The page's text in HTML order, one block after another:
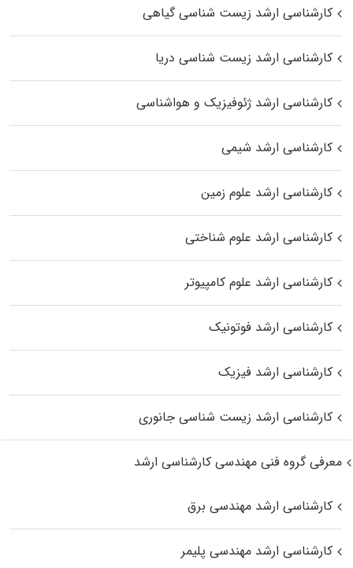
کارشناسی ارشد زیست‌ شناسی گیاهی
کارشناسی ارشد زیست‌ شناسی دریا
کارشناسی ارشد ژئوفیزیک و هواشناسی
کارشناسی ارشد شیمی
کارشناسی ارشد علوم زمین
کارشناسی ارشد علوم شناختی
کارشناسی ارشد علوم کامپیوتر
کارشناسی ارشد فوتونیک
کارشناسی ارشد فیزیک
کارشناسی ارشد زیست‌ شناسی جانوری
معرفی گروه فنی مهندسی کارشناسی ارشد
کارشناسی ارشد مهندسی برق
کارشناسی ارشد مهندسی پلیمر